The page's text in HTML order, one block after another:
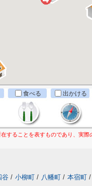
食べる 出かける
することを表すものであり、実
谷 / 小柳町 / 八幡町 / 本宿町 /